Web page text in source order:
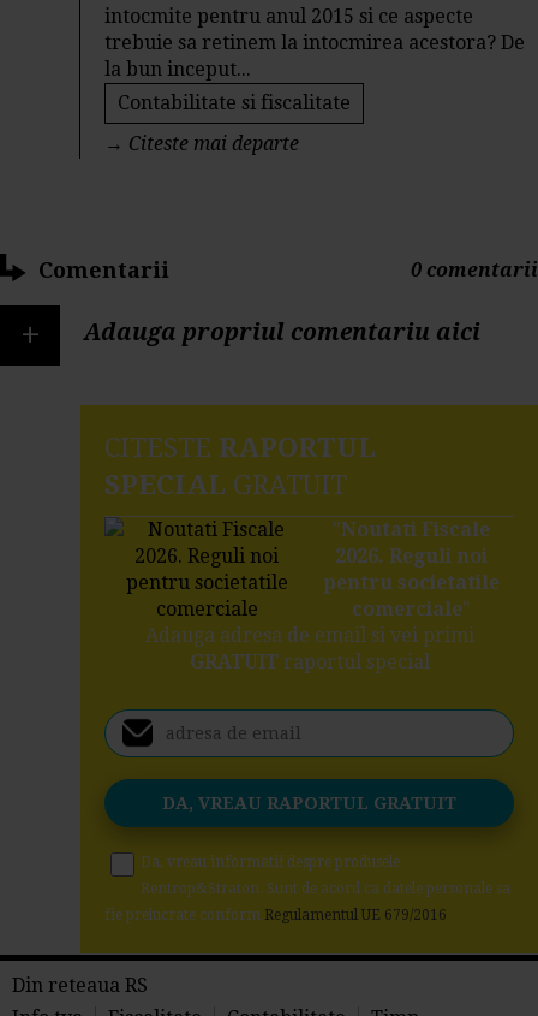
intocmite pentru anul 2015 si ce aspecte
trebuie sa retinem la intocmirea acestora? De
la bun inceput...
Contabilitate si fiscalitate
→ Citeste mai departe
Comentarii 0 comentarii
+ Adauga propriul comentariu aici
CITESTE RAPORTUL
SPECIAL GRATUIT
"Noutati Fiscale
2026. Reguli noi
pentru societatile
comerciale"
Adauga adresa de email si vei primi
GRATUITraportul special
Da, vreau informatii despre produsele
Rentrop&Straton. Sunt de acord ca datele personale sa
fie prelucrate conform Regulamentul UE 679/2016
Din reteaua RS